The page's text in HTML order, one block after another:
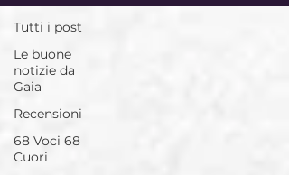
Tutti i post
Le buone
notizie da
Gaia
Recensioni
68 Voci 68
Cuori